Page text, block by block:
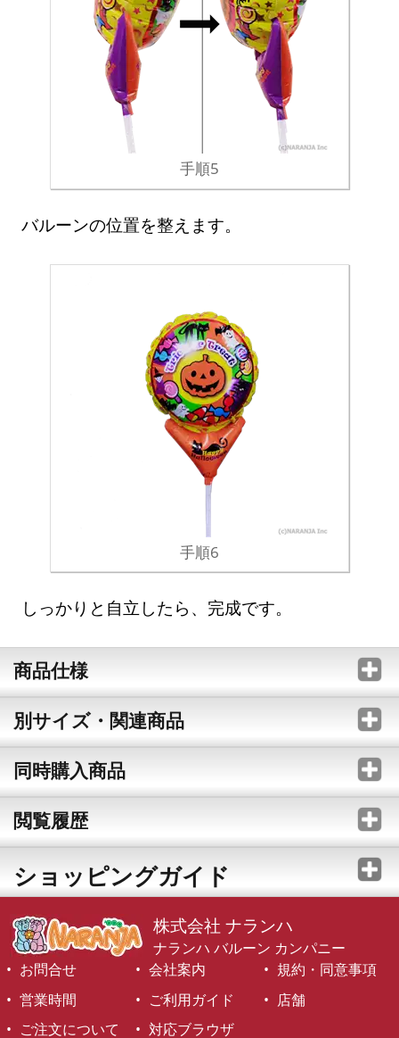
手順5
バルーンの位置を整えます。
手順6
しっかりと自立したら、完成です。
商品仕様
別サイズ・関連商品
同時購入商品
閲覧履歴
ショッピングガイド
株式会社 ナランハ
ナランハ バルーン カンパニー
お問合せ
会社案内
規約・同意事項
営業時間
ご利用ガイド
店舗
ご注文について
対応ブラウザ